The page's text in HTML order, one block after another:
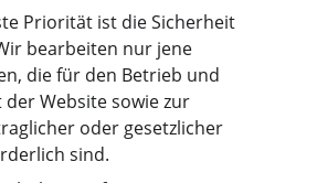
Priorität ist die Sicherheit
bearbeiten nur jene
die für den Betrieb und
der Website sowie zur
oder gesetzlicher
sind.